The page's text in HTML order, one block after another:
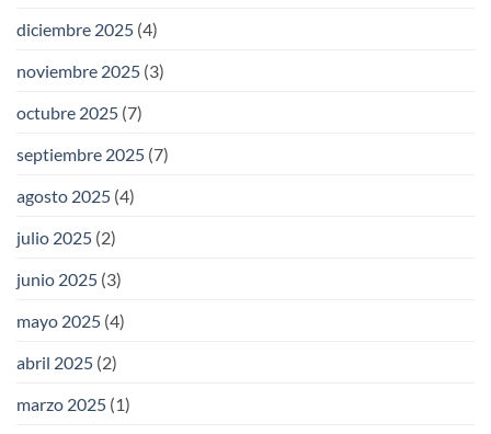
diciembre 2025 (4)
noviembre 2025 (3)
octubre 2025 (7)
septiembre 2025 (7)
agosto 2025 (4)
julio 2025 (2)
junio 2025 (3)
mayo 2025 (4)
abril 2025 (2)
marzo 2025 (1)